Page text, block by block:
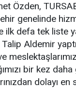
Özden,
genelinde
defa tek liste
Aldemir
bir kez
dolayı